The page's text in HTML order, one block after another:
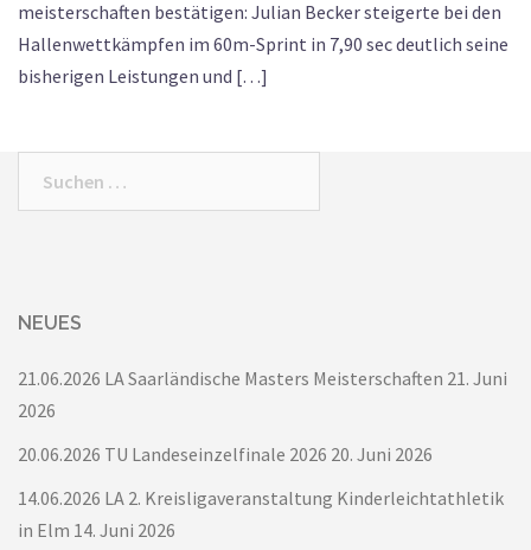
meisterschaften bestätigen: Julian Becker steigerte bei den
Hallenwettkämpfen im 60m-Sprint in 7,90 sec deutlich seine
bisherigen Leistungen und […]
NEUES
21.06.2026 LA Saarländische Masters Meisterschaften 21. Juni
2026
20.06.2026 TU Landeseinzelfinale 2026 20. Juni 2026
14.06.2026 LA 2. Kreisligaveranstaltung Kinderleichtathletik
in Elm 14. Juni 2026